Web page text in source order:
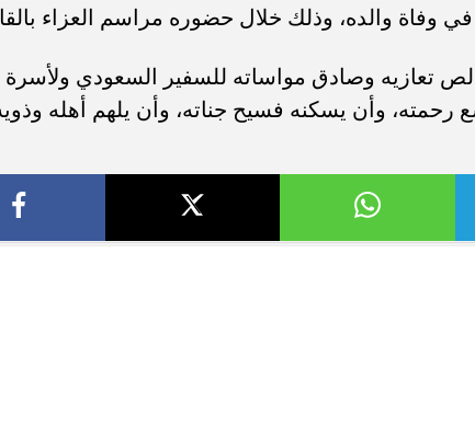
وفاة والده، وذلك خلال حضوره مراسم العزاء
تعازيه وصادق مواساته للسفير السعودي ولأسرة
رحمته، وأن يسكنه فسيح جناته، وأن يلهم أهله